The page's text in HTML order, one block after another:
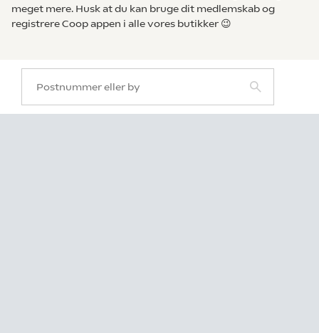
meget mere. Husk at du kan bruge dit medlemskab og
registrere Coop appen i alle vores butikker 😉